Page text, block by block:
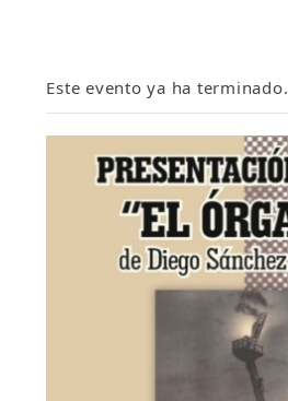
Este evento ya ha terminado.